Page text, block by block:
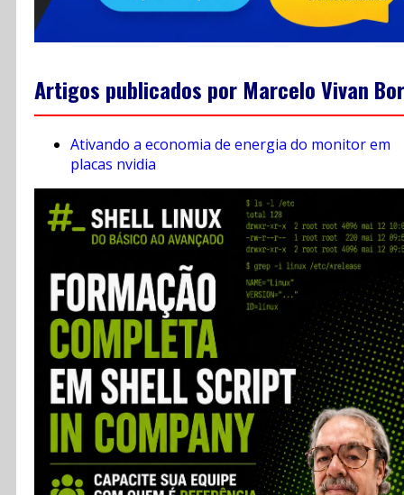
Artigos publicados por Marcelo Vivan
Ativando a economia de energia do monitor em
placas nvidia